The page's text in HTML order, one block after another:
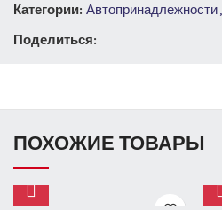
Категории: Автопринадлежности
Поделиться:
ПОХОЖИЕ ТОВАРЫ